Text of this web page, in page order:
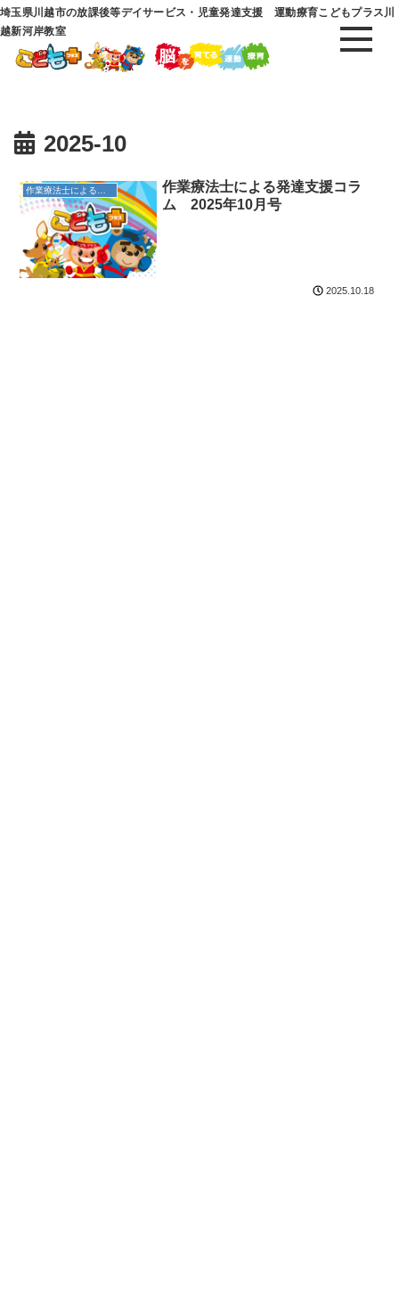
埼玉県川越市の放課後等デイサービス・児童発達支援 運動療育こどもプラス川
越新河岸教室
2025-10
作業療法士による発達支援コラム
作業療法士による発達支援コラ
ム 2025年10月号
2025.10.18